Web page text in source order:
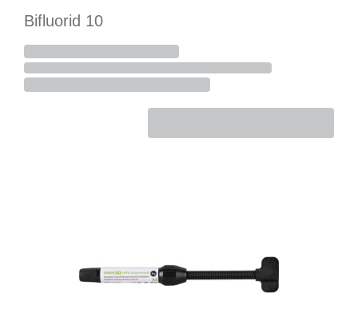
Bifluorid 10